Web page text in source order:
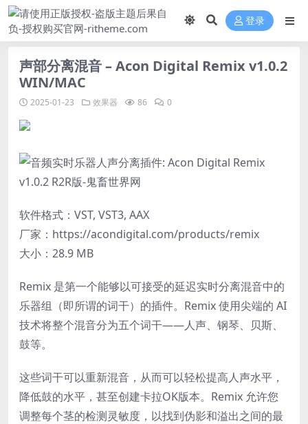
登录
声部分离混音 – Acon Digital Remix v1.0.2
WIN/MAC
2025-01-23 效果器 86 0
软件格式：VST, VST3, AAX
厂家：https://acondigital.com/products/remix
大小：28.9 MB
Remix 是第一个能够以可接受的延迟实时分离混音中的
乐器组（即所谓的词干）的插件。Remix 使用尖端的 AI
技术将整个混音分为五个词干——人声、钢琴、贝斯、
鼓等。
这些词干可以重新混音，从而可以轻松提高人声水平，
降低鼓的水平，甚至创建卡拉OK版本。Remix 允许您
调整每个茎的检测灵敏度，以找到伪影和溢出之间的最